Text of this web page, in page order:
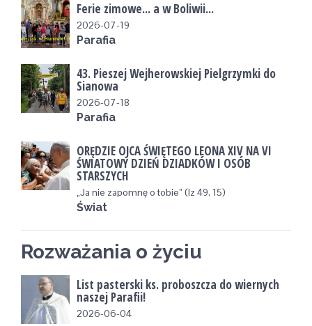
Ferie zimowe... a w Boliwii...
2026-07-19
Parafia
43. Pieszej Wejherowskiej Pielgrzymki do
Sianowa
2026-07-18
Parafia
ORĘDZIE OJCA ŚWIĘTEGO LEONA XIV NA VI
ŚWIATOWY DZIEŃ DZIADKÓW I OSÓB
STARSZYCH
„Ja nie zapomnę o tobie” (Iz 49, 15)
Świat
Rozważania o życiu
List pasterski ks. proboszcza do wiernych
naszej Parafii!
2026-06-04